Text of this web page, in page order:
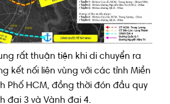
rất thuận tiện khi di chuyển ra
kết nối liên vùng với các tỉnh Miền
Phố HCM, đồng thời đón đầu quy
đai 3 và Vành đai 4.